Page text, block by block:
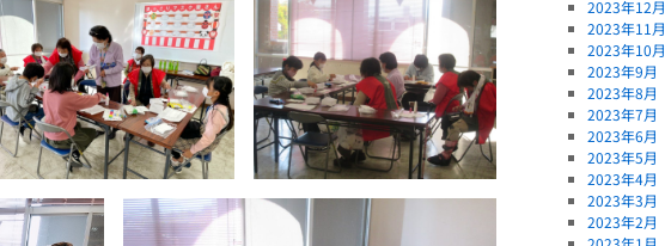
2023年12月
2023年11月
2023年10月
2023年9月
2023年8月
2023年7月
2023年6月
2023年5月
2023年4月
2023年3月
2023年2月